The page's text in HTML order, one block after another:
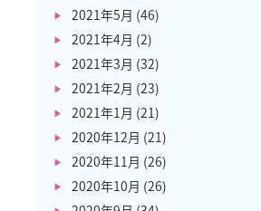
2021年5月 (46)
2021年4月 (2)
2021年3月 (32)
2021年2月 (23)
2021年1月 (21)
2020年12月 (21)
2020年11月 (26)
2020年10月 (26)